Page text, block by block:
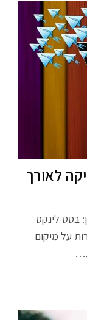
לאורך
בסט לינקס
על מיקום